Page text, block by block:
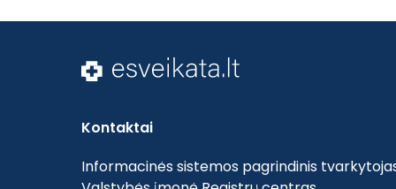
Kontaktai
Informacinės sistemos pagrindinis